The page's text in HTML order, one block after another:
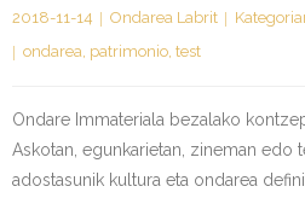
2018-11-14 Ondarea Labrit
ondarea patrimonio test
Ondare Immateriala bezalako
Askotan, egunkarietan, zineman edo
adostasunik kultura eta ondarea